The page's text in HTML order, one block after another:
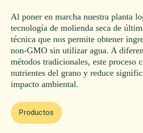
Al poner en marcha nuestra planta
tecnología de molienda seca de
técnica que nos permite obtener
non-GMO sin utilizar agua. A
métodos tradicionales, este proceso
nutrientes del grano y reduce
impacto ambiental.
Productos